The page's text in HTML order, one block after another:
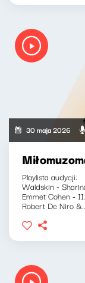
30 maja 2026
Playlista audycji:
Waldskin -
Emmet Cohen -
Robert De Niro